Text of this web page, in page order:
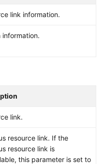
link information.
information.
link.
resource link. If the
resource link is
this parameter is set to